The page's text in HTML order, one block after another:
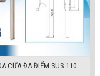
CỬA ĐA ĐIỂM SUS 110